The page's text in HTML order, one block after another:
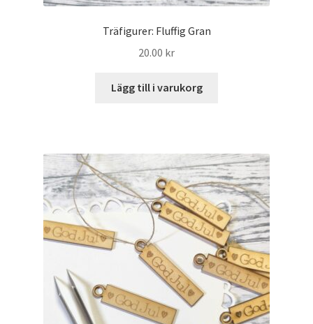
Träfigurer: Fluffig Gran
20.00 kr
Lägg till i varukorg